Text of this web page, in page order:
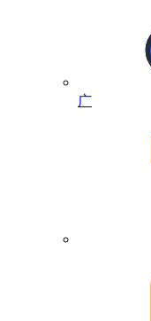
广